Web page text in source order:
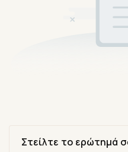
Στείλτε το ερώτημά